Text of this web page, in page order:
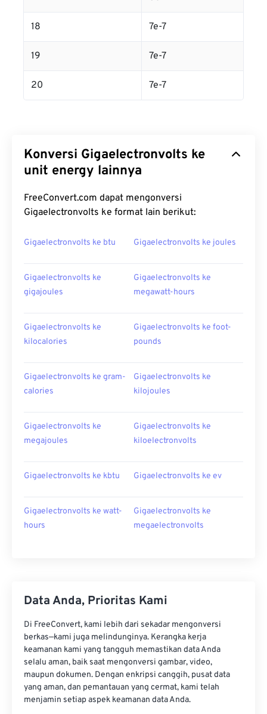
18 7e-7
19 7e-7
20 7e-7
Konversi Gigaelectronvolts ke
unit energy lainnya
FreeConvert.com dapat mengonversi
Gigaelectronvolts ke format lain berikut:
Gigaelectronvolts ke btu Gigaelectronvolts ke joules
Gigaelectronvolts ke
gigajoules
Gigaelectronvolts ke
megawatt-hours
Gigaelectronvolts ke
kilocalories
Gigaelectronvolts ke foot-
pounds
Gigaelectronvolts ke gram-
calories
Gigaelectronvolts ke
kilojoules
Gigaelectronvolts ke
megajoules
Gigaelectronvolts ke
kiloelectronvolts
Gigaelectronvolts ke kbtu Gigaelectronvolts ke ev
Gigaelectronvolts ke watt-
hours
Gigaelectronvolts ke
megaelectronvolts
Data Anda, Prioritas Kami
Di FreeConvert, kami lebih dari sekadar mengonversi
berkas—kami juga melindunginya. Kerangka kerja
keamanan kami yang tangguh memastikan data Anda
selalu aman, baik saat mengonversi gambar, video,
maupun dokumen. Dengan enkripsi canggih, pusat data
yang aman, dan pemantauan yang cermat, kami telah
menjamin setiap aspek keamanan data Anda.